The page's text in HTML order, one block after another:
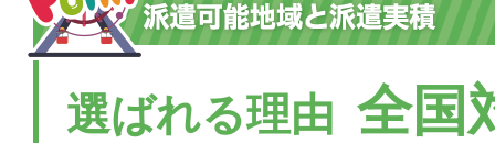
選ばれる理由 全国